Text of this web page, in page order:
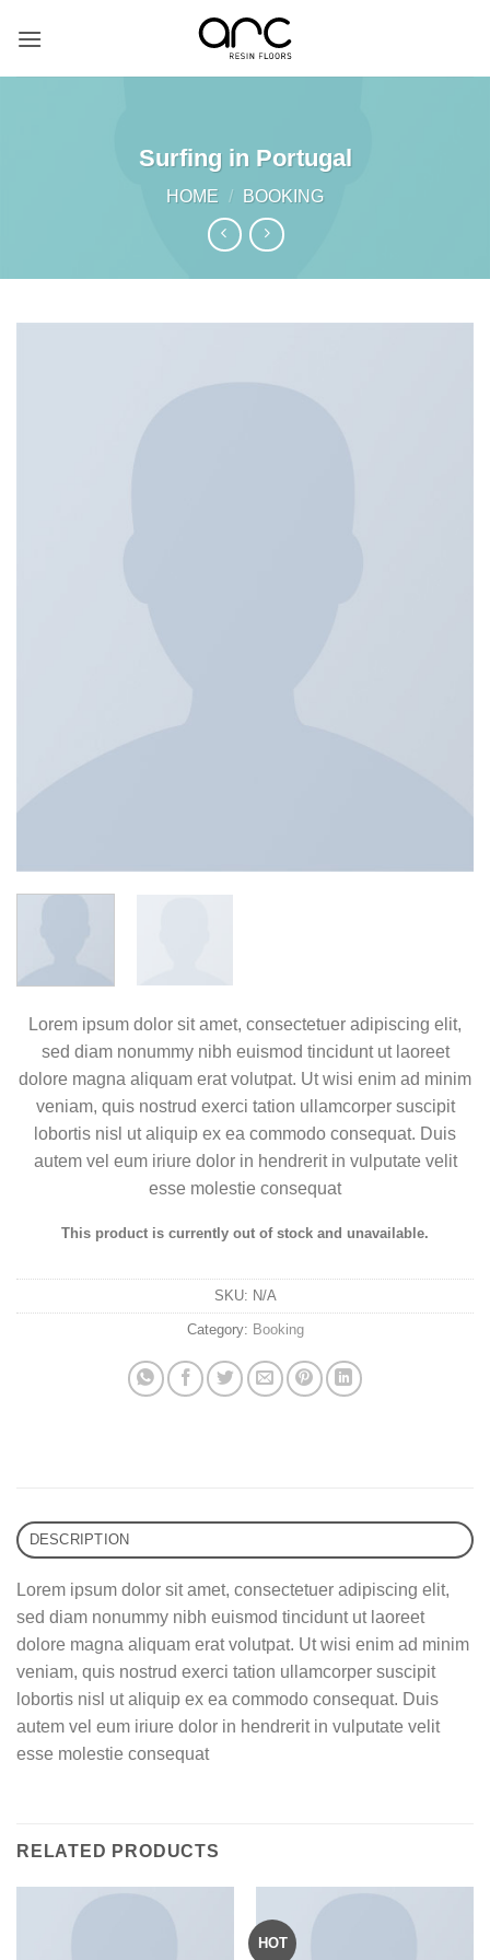
Surfing in Portugal
HOME / BOOKING
Lorem ipsum dolor sit amet, consectetuer adipiscing elit,
sed diam nonummy nibh euismod tincidunt ut laoreet
dolore magna aliquam erat volutpat. Ut wisi enim ad minim
veniam, quis nostrud exerci tation ullamcorper suscipit
lobortis nisl ut aliquip ex ea commodo consequat. Duis
autem vel eum iriure dolor in hendrerit in vulputate velit
esse molestie consequat
This product is currently out of stock and unavailable.
SKU: N/A
Category: Booking
DESCRIPTION
Lorem ipsum dolor sit amet, consectetuer adipiscing elit,
sed diam nonummy nibh euismod tincidunt ut laoreet
dolore magna aliquam erat volutpat. Ut wisi enim ad minim
veniam, quis nostrud exerci tation ullamcorper suscipit
lobortis nisl ut aliquip ex ea commodo consequat. Duis
autem vel eum iriure dolor in hendrerit in vulputate velit
esse molestie consequat
RELATED PRODUCTS
HOT